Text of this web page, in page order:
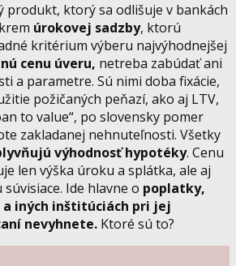
produkt, ktorý sa odlišuje v bankách
úrokovej sadzby, ktorú
kritérium výberu najvýhodnejšej
cenu úveru, netreba zabúdať ani
a parametre. Sú nimi doba fixácie,
požičaných peňazí, ako aj LTV,
to value“, po slovensky pomer
zakladanej nehnuteľnosti. Všetky
výhodnosť hypotéky. Cenu
len výška úroku a splátka, ale aj
Ide hlavne o poplatky,
iných inštitúciách pri jej
nevyhnete. Ktoré sú to?